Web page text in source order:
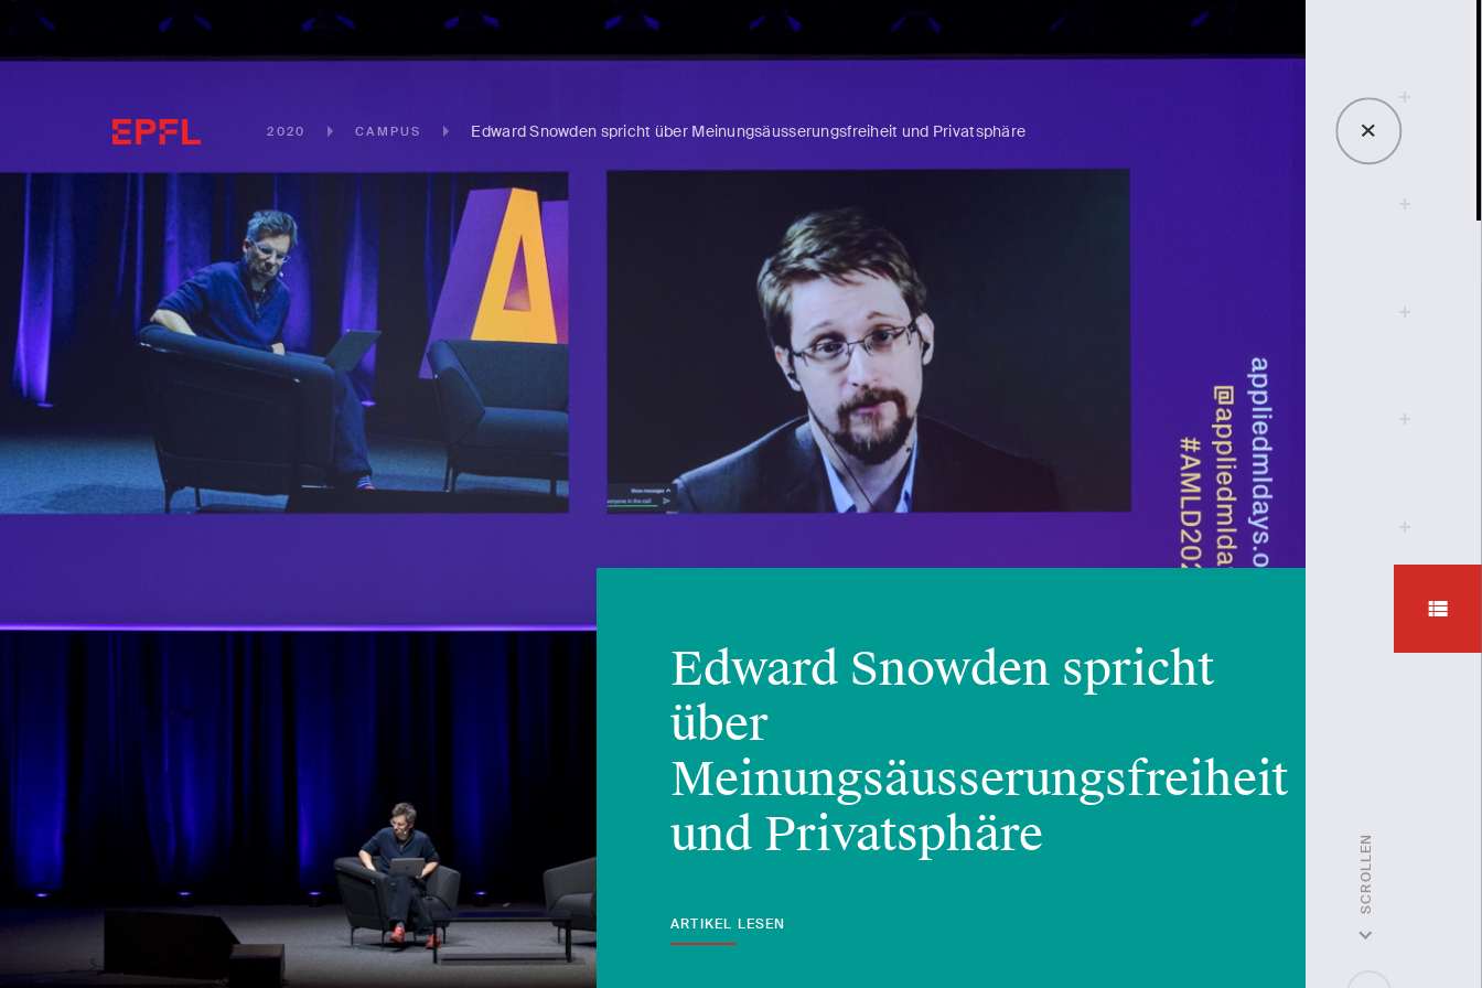
2020 CAMPUS Edward Snowden spricht über Meinungsäusserungsfreiheit und Privatsphäre
2
0
2
0
Edward Snowden spricht
über
Meinungsäusserungsfreiheit
und Privatsphäre
ARTIKEL LESEN
SCROLLEN